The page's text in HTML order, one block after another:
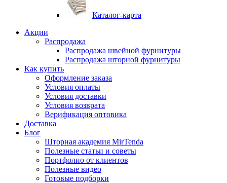
Каталог-карта
Акции
Распродажа
Распродажа швейной фурнитуры
Распродажа шторной фурнитуры
Как купить
Оформление заказа
Условия оплаты
Условия доставки
Условия возврата
Верификация оптовика
Доставка
Блог
Шторная академия MirTenda
Полезные статьи и советы
Портфолио от клиентов
Полезные видео
Готовые подборки